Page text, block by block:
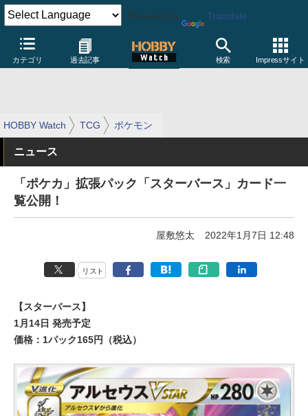
Powered by Translate
カテゴリ 過去記事 検索 Impressサイト
HOBBY Watch TCG ポケモン
ニュース
「ポケカ」拡張パック「スターバース」カード一
覧公開！
屋敷悠太 2022年1月7日 12:48
リスト
【スターバース】
1月14日 発売予定
価格：1パック165円（税込）